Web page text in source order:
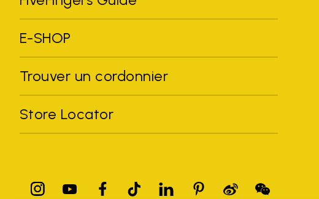
E-SHOP
Trouver un cordonnier
Store Locator